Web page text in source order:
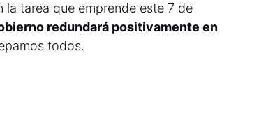
la tarea que emprende este 7 de
redundará positivamente en
todos.